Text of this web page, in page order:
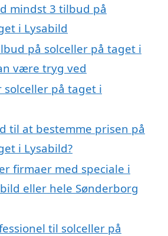
mindst 3 tilbud på
i Lysabild
på solceller på taget i
være tryg ved
solceller på taget i
til at bestemme prisen på
i Lysabild?
firmaer med speciale i
eller hele Sønderborg
til solceller på